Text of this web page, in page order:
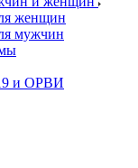
женщин
мужчин
и ОРВИ